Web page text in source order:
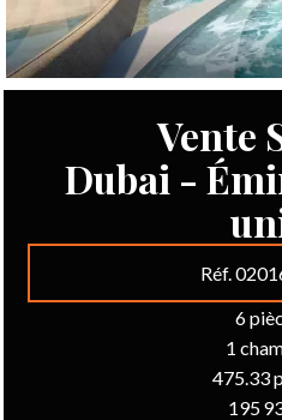
Vente
Dubai -
Réf.
6
1
475.33
195